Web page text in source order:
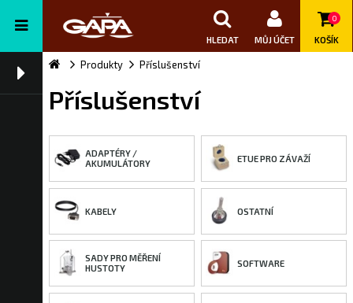
HLEDAT MŮJ ÚČET
0
KOŠÍK
Produkty Příslušenství
Příslušenství
ADAPTÉRY /
AKUMULÁTORY
ETUE PRO ZÁVAŽÍ
KABELY OSTATNÍ
SADY PRO MĚŘENÍ
HUSTOTY
SOFTWARE